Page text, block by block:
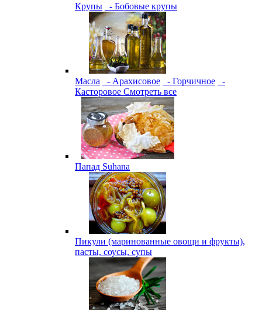
Крупы - Бобовые крупы
Масла - Арахисовое - Горчичное
-
Касторовое Смотреть все
Папад Suhana
Пикули (маринованные овощи и фрукты),
пасты, соусы, супы